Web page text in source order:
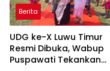
Berita
UDG ke-X Luwu Timur
Resmi Dibuka, Wabup
Puspawati Tekankan